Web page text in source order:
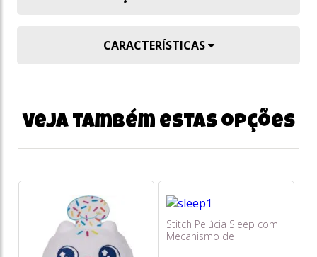
CARACTERÍSTICAS
Veja também estas opções
Stitch Pelúcia Sleep com
Mecanismo de